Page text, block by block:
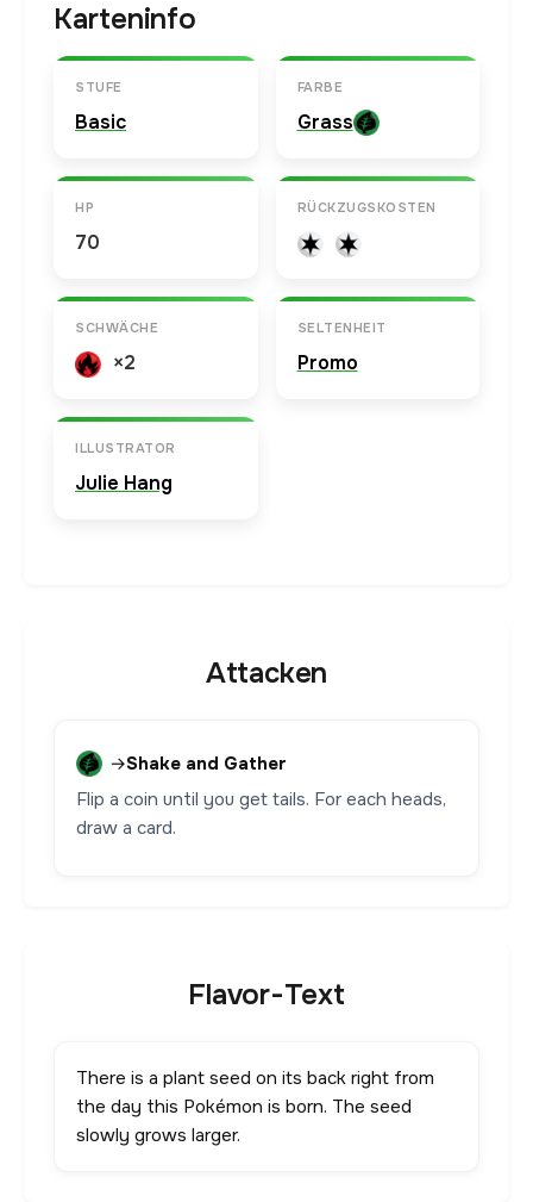
Karteninfo
STUFE
Basic
FARBE
Grass
HP
70
RÜCKZUGSKOSTEN
SCHWÄCHE
×2
SELTENHEIT
Promo
ILLUSTRATOR
Julie Hang
Attacken
→Shake and Gather
Flip a coin until you get tails. For each heads,
draw a card.
Flavor-Text
There is a plant seed on its back right from
the day this Pokémon is born. The seed
slowly grows larger.